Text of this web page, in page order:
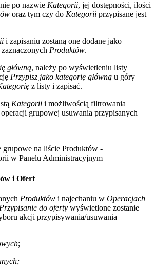
po nazwie Kategorii, jej dostępności, ilości
oraz tym czy do Kategorii przypisane jest
i zapisaniu zostaną one dodane jako
Produktów.
główną, należy po wyświetleniu listy
Przypisz jako kategorię główną u góry
z listy i zapisać.
Kategorii i możliwością filtrowania
operacji grupowej usuwania przypisanych
grupowe na liście Produktów -
w Panelu Administracyjnym
i Ofert
Produktów i najechaniu w Operacjach
Przypisanie do oferty wyświetlone zostanie
akcji przypisywania/usuwania
;